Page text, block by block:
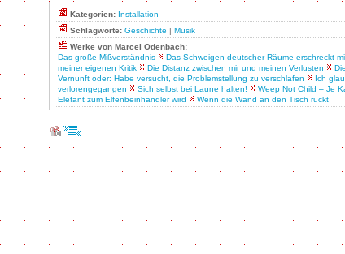
Kategorien: Installation
Schlagworte: Geschichte | Musik
Werke von Marcel Odenbach:
Das große Mißverständnis
Das Schweigen deutscher Räume erschreckt
meiner eigenen Kritik
Die Distanz zwischen mir und meinen Verlusten
Vernunft oder: Habe versucht, die Problemstellung zu verschlafen
Ich
verlorengegangen
Sich selbst bei Laune halten! Weep Not Child – Je
Elefant zum Elfenbeinhändler wird
Wenn die Wand an den Tisch rückt